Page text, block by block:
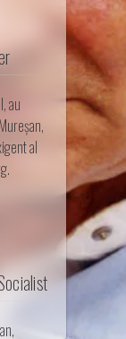
au
al